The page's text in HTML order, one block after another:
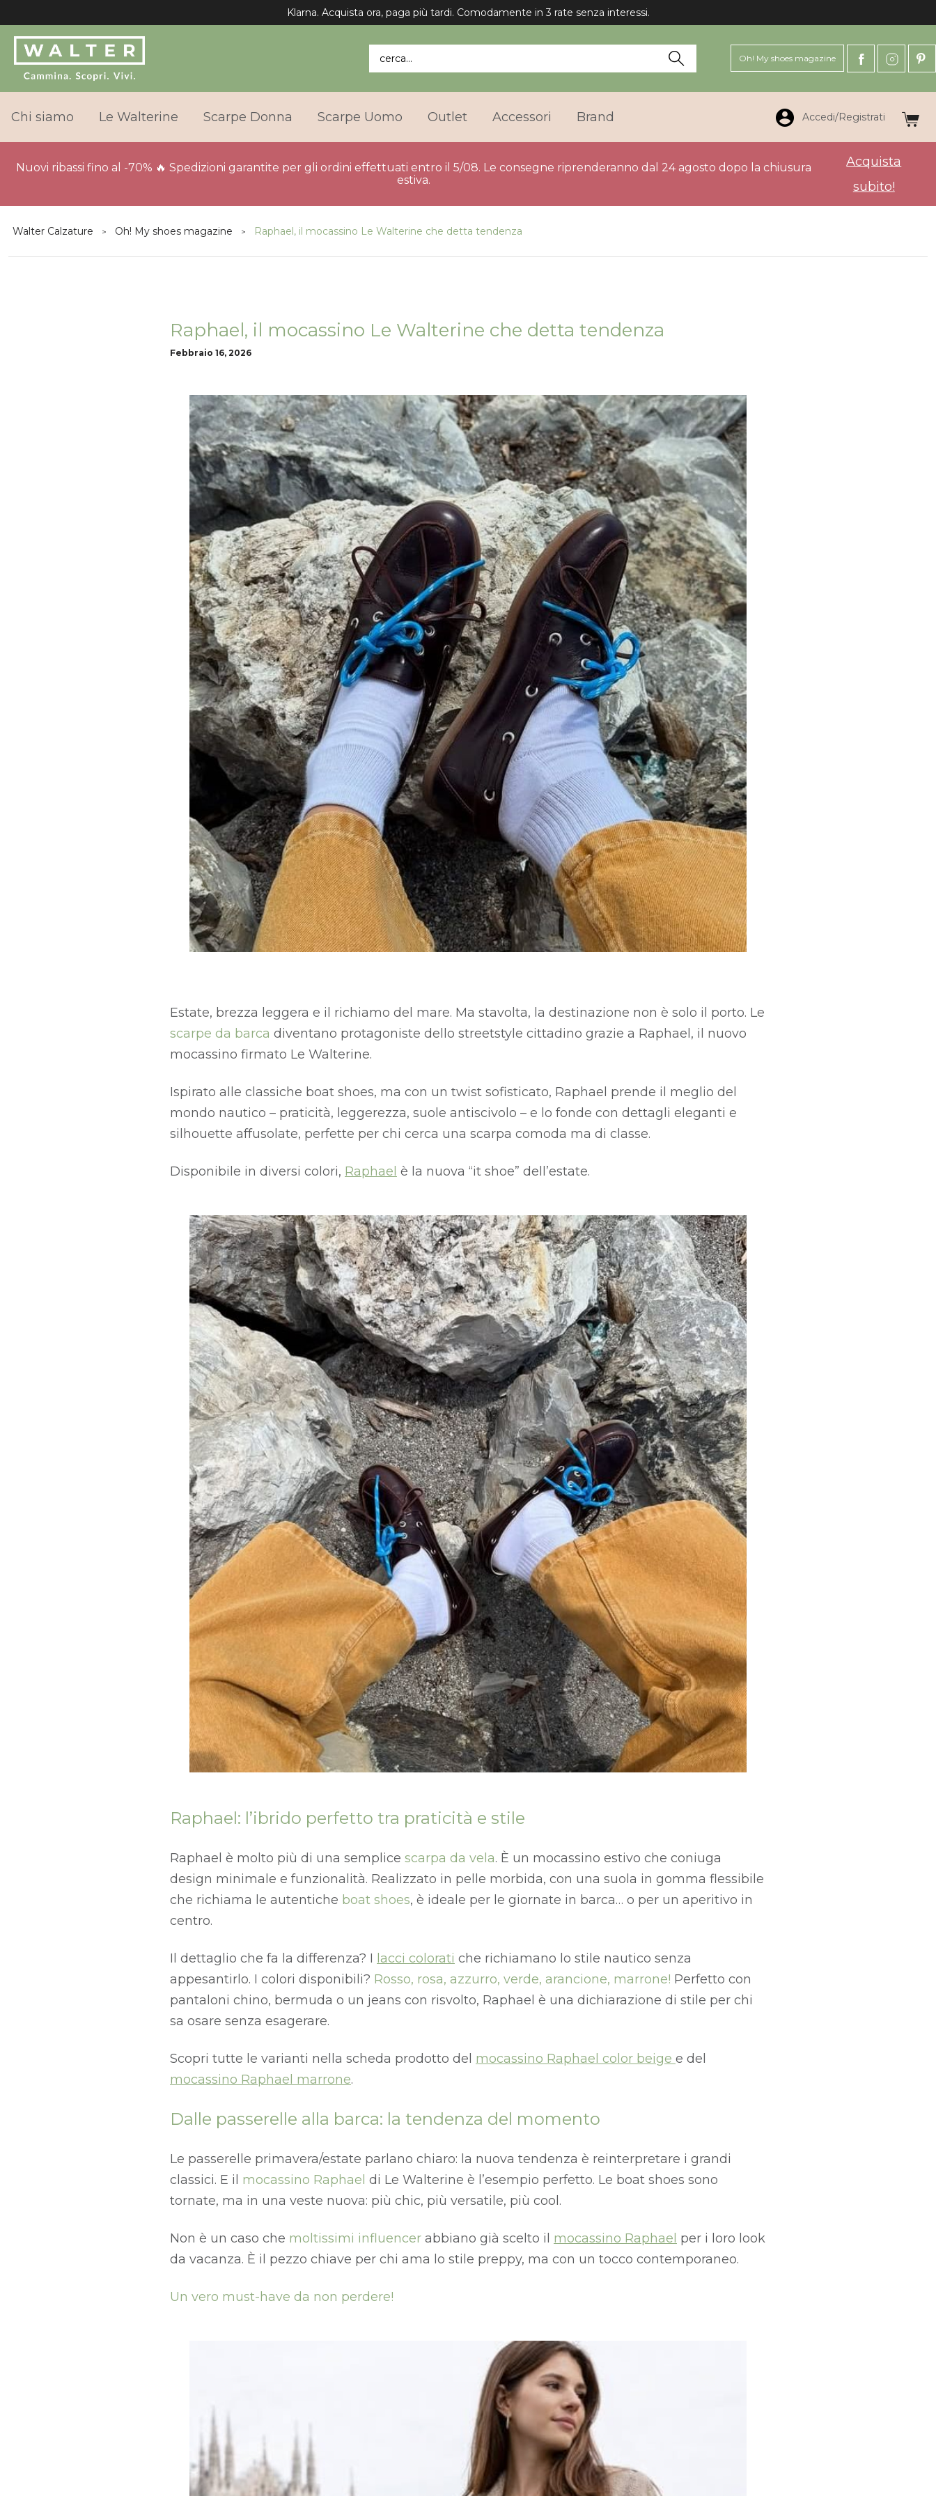
Spedizione gratuita in Italia per gli ordini superiori a 75€.
cerca... Oh! My shoes magazine
Chi siamo Le Walterine Scarpe Donna Scarpe Uomo Outlet Accessori Brand Accedi/Registrati
Nuovi ribassi fino al -70% 🔥 Spedizioni garantite per gli ordini effettuati entro il 5/08. Le consegne riprenderanno dal 24 agosto dopo la chiusura
estiva.
Acquista
subito!
Walter Calzature Oh! My shoes magazine Raphael, il mocassino Le Walterine che detta tendenza
Raphael, il mocassino Le Walterine che detta tendenza
Febbraio 16, 2026
Estate, brezza leggera e il richiamo del mare. Ma stavolta, la destinazione non è solo il porto. Le
scarpe da barca diventano protagoniste dello streetstyle cittadino grazie a Raphael, il nuovo
mocassino firmato Le Walterine.
Ispirato alle classiche boat shoes, ma con un twist sofisticato, Raphael prende il meglio del
mondo nautico – praticità, leggerezza, suole antiscivolo – e lo fonde con dettagli eleganti e
silhouette affusolate, perfette per chi cerca una scarpa comoda ma di classe.
Disponibile in diversi colori, Raphael è la nuova “it shoe” dell’estate.
Raphael: l’ibrido perfetto tra praticità e stile
Raphael è molto più di una semplice scarpa da vela. È un mocassino estivo che coniuga
design minimale e funzionalità. Realizzato in pelle morbida, con una suola in gomma flessibile
che richiama le autentiche boat shoes, è ideale per le giornate in barca… o per un aperitivo in
centro.
Il dettaglio che fa la differenza? I lacci colorati che richiamano lo stile nautico senza
appesantirlo. I colori disponibili? Rosso, rosa, azzurro, verde, arancione, marrone! Perfetto con
pantaloni chino, bermuda o un jeans con risvolto, Raphael è una dichiarazione di stile per chi
sa osare senza esagerare.
Scopri tutte le varianti nella scheda prodotto del mocassino Raphael color beige e del
mocassino Raphael marrone.
Dalle passerelle alla barca: la tendenza del momento
Le passerelle primavera/estate parlano chiaro: la nuova tendenza è reinterpretare i grandi
classici. E il mocassino Raphael di Le Walterine è l’esempio perfetto. Le boat shoes sono
tornate, ma in una veste nuova: più chic, più versatile, più cool.
Non è un caso che moltissimi influencer abbiano già scelto il mocassino Raphael per i loro look
da vacanza. È il pezzo chiave per chi ama lo stile preppy, ma con un tocco contemporaneo.
Un vero must-have da non perdere!